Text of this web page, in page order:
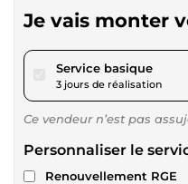
Je vais monter
Service basiquepour
3 jours de réalisation
Ce vendeur n’est pas
Personnaliser le
Renouvellement RGE